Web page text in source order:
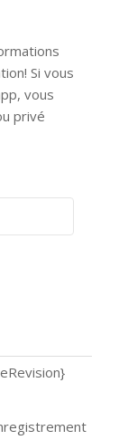
Si vous
vous
privé
?